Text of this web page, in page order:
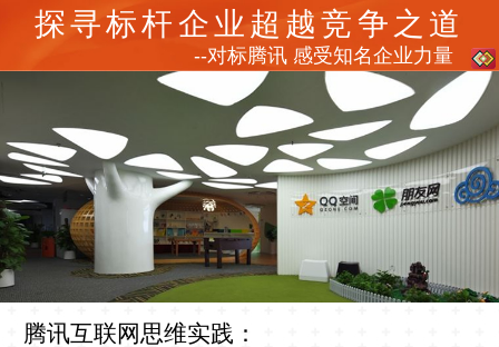
探寻标杆企业超越竞争之道
--对标腾讯 感受知名企业力量
腾讯互联网思维实践：